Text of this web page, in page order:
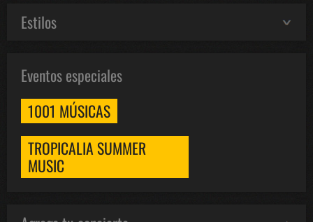
Estilos
Eventos especiales
1001 MÚSICAS
TROPICALIA SUMMER
MUSIC